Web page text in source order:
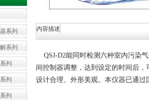
系列
系列
列
列
列
内容描述
QSJ-D2能同时检测六种室内污染
间控制器调整，达到设定的时间后
设计合理、外形美观。本仪器已通